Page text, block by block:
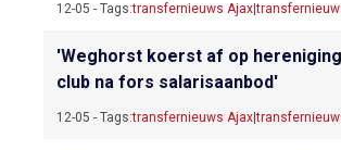
12-05 - Tags:transfernieuws Ajax|
'Weghorst koerst af op
club na fors salarisaanbod'
12-05 - Tags:transfernieuws Ajax|